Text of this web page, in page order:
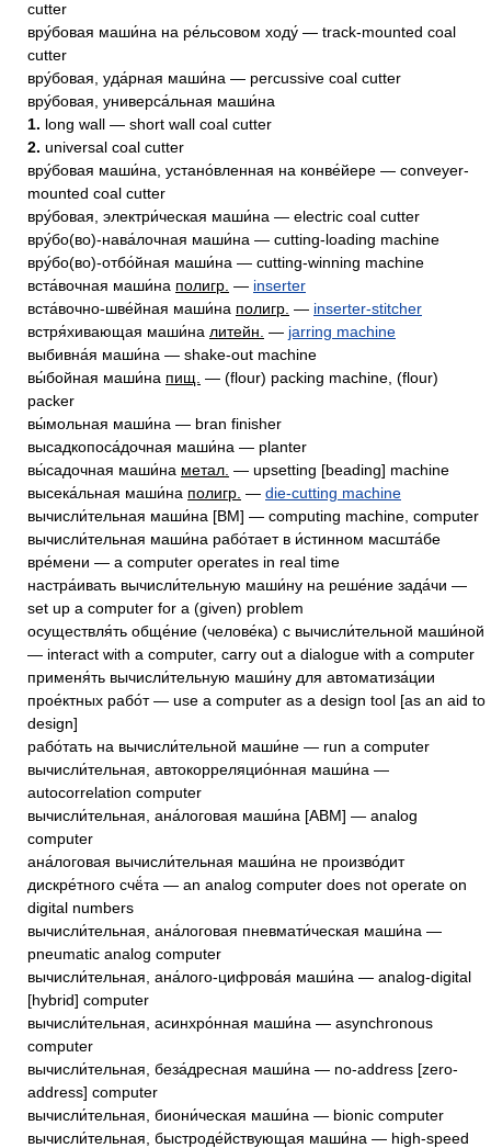
cutter
вру́бовая маши́на на ре́льсовом ходу́ — track-mounted coal
cutter
вру́бовая, уда́рная маши́на — percussive coal cutter
вру́бовая, универса́льная маши́на
1. long wall — short wall coal cutter
2. universal coal cutter
вру́бовая маши́на, устано́вленная на конве́йере — conveyer-
mounted coal cutter
вру́бовая, электри́ческая маши́на — electric coal cutter
вру́бо(во)-нава́лочная маши́на — cutting-loading machine
вру́бо(во)-отбо́йная маши́на — cutting-winning machine
вста́вочная маши́на полигр. — inserter
вста́вочно-шве́йная маши́на полигр. — inserter-stitcher
встря́хивающая маши́на литейн. — jarring machine
выбивна́я маши́на — shake-out machine
вы́бойная маши́на пищ. — (flour) packing machine, (flour)
packer
вы́мольная маши́на — bran finisher
высадкопоса́дочная маши́на — planter
вы́садочная маши́на метал. — upsetting [beading] machine
высека́льная маши́на полигр. — die-cutting machine
вычисли́тельная маши́на [ВМ] — computing machine, computer
вычисли́тельная маши́на рабо́тает в и́стинном масшта́бе
вре́мени — a computer operates in real time
настра́ивать вычисли́тельную маши́ну на реше́ние зада́чи —
set up a computer for a (given) problem
осуществля́ть обще́ние (челове́ка) с вычисли́тельной маши́ной
— interact with a computer, carry out a dialogue with a computer
применя́ть вычисли́тельную маши́ну для автоматиза́ции
прое́ктных рабо́т — use a computer as a design tool [as an aid to
design]
рабо́тать на вычисли́тельной маши́не — run a computer
вычисли́тельная, автокорреляцио́нная маши́на —
autocorrelation computer
вычисли́тельная, ана́логовая маши́на [АВМ] — analog
computer
ана́логовая вычисли́тельная маши́на не произво́дит
дискре́тного счё́та — an analog computer does not operate on
digital numbers
вычисли́тельная, ана́логовая пневмати́ческая маши́на —
pneumatic analog computer
вычисли́тельная, ана́лого-цифрова́я маши́на — analog-digital
[hybrid] computer
вычисли́тельная, асинхро́нная маши́на — asynchronous
computer
вычисли́тельная, беза́дресная маши́на — no-address [zero-
address] computer
вычисли́тельная, биони́ческая маши́на — bionic computer
вычисли́тельная, быстроде́йствующая маши́на — high-speed